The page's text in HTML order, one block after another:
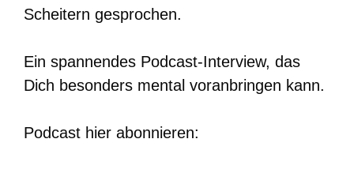
Scheitern gesprochen.
Ein spannendes Podcast-Interview, das
Dich besonders mental voranbringen kann.
Podcast hier abonnieren: